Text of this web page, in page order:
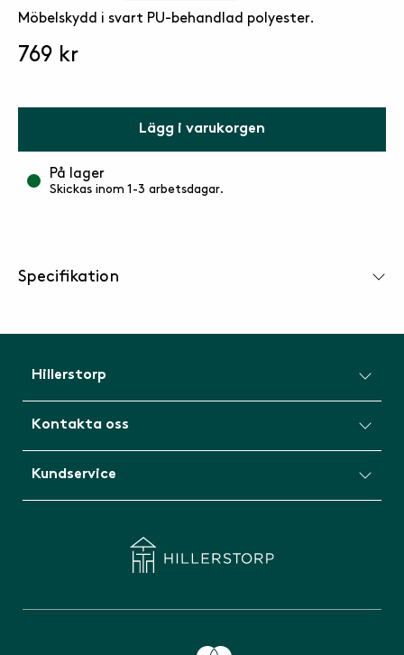
Möbelskydd i svart PU-behandlad polyester.
769 kr
Lägg i varukorgen
På lager
Skickas inom 1-3 arbetsdagar.
Specifikation
Hillerstorp
Kontakta oss
Kundservice